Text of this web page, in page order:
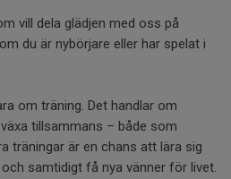
vill dela glädjen med oss på
du är nybörjare eller har spelat i
om träning. Det handlar om
tillsammans – både som
träningar är en chans att lära sig
samtidigt få nya vänner för livet.